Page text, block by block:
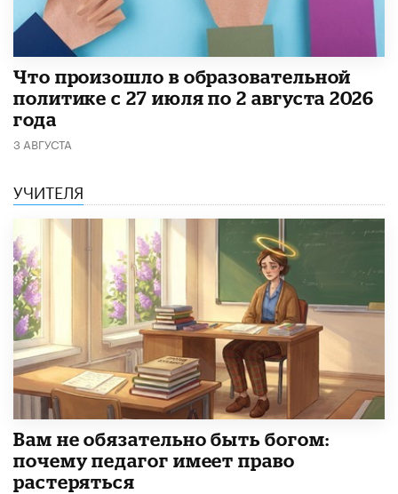
​Что произошло в образовательной
политике с 27 июля по 2 августа 2026
года
3 АВГУСТА
УЧИТЕЛЯ
​Вам не обязательно быть богом:
почему педагог имеет право
растеряться